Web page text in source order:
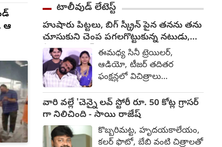
ఆ
టాలీవుడ్ లేటెస్ట్
హుషారు పిట్టలు, బిగ్ స్క్రీన్ పైన తనను తను
చూసుకుని చెంప పగలగొట్టుకున్న నటుడు,
వీడియో వైరల్
ఈమధ్య సినీ ట్రెయిలర్,
ఆడియో, టీజర్ తదితర
ఫంక్షన్లలో విచిత్రాలు
కొంతమంది దుస్తులు గురించి
నేను మాట్లాడనమ్మా.. లేనిపోనిది
మాట్లాడితే తంటా అన్నారు. ఇలా
చెప్పుకుంటూ పోతే చాలా చిత్రాలే
వారి వల్లే 'చెన్నై లవ్ స్టోరీ రూ. 50 కోట్ల గ్రాసర్
గా నిలిచింది - సాయి రాజేష్
కొబ్బరిమట్ట, హృదయకాలేయం,
కలర్ ఫొటో, బేబి వంటి చిత్రాలతో